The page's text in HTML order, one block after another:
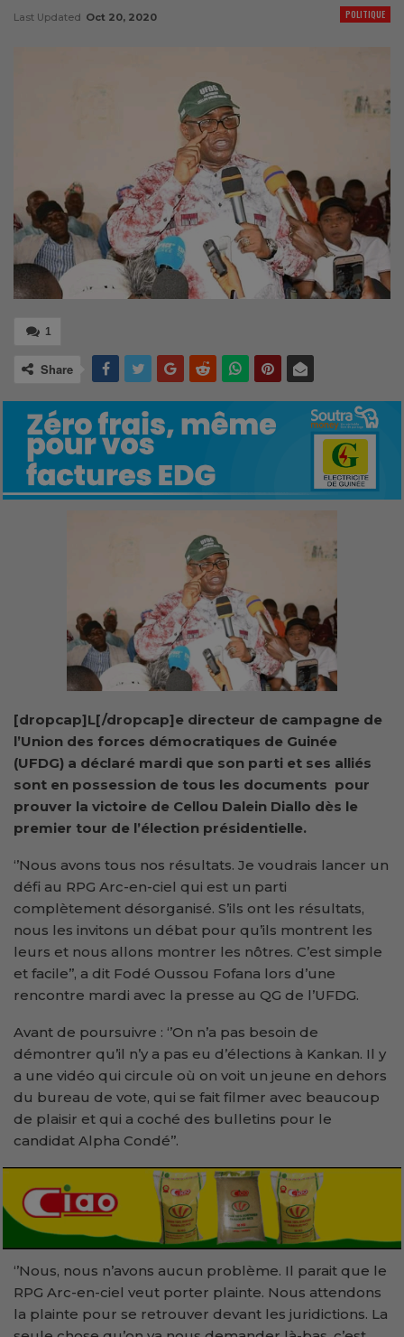
POLITIQUE
Last Updated Oct 20, 2020
1
Share
[dropcap]L[/dropcap]e directeur de campagne de
l’Union des forces démocratiques de Guinée
(UFDG) a déclaré mardi que son parti et ses alliés
sont en possession de tous les documents pour
prouver la victoire de Cellou Dalein Diallo dès le
premier tour de l’élection présidentielle.
‘’Nous avons tous nos résultats. Je voudrais lancer un
défi au RPG Arc-en-ciel qui est un parti
complètement désorganisé. S’ils ont les résultats,
nous les invitons un débat pour qu’ils montrent les
leurs et nous allons montrer les nôtres. C’est simple
et facile’’, a dit Fodé Oussou Fofana lors d’une
rencontre mardi avec la presse au QG de l’UFDG.
Avant de poursuivre : ‘’On n’a pas besoin de
démontrer qu’il n’y a pas eu d’élections à Kankan. Il y
a une vidéo qui circule où on voit un jeune en dehors
du bureau de vote, qui se fait filmer avec beaucoup
de plaisir et qui a coché des bulletins pour le
candidat Alpha Condé’’.
‘’Nous, nous n’avons aucun problème. Il parait que le
RPG Arc-en-ciel veut porter plainte. Nous attendons
la plainte pour se retrouver devant les juridictions. La